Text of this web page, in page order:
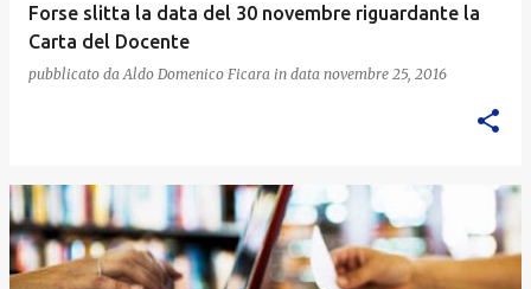
Forse slitta la data del 30 novembre riguardante la
Carta del Docente
pubblicato da Aldo Domenico Ficara in data novembre 25, 2016